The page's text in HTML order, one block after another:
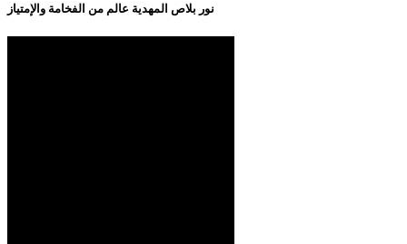
نور بلاص المهدية عالم من الفخامة والإمتياز